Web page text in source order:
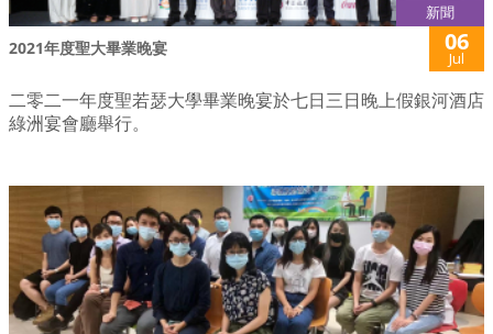
新聞
2021年度聖大畢業晚宴 06
Jul
二零二一年度聖若瑟大學畢業晚宴於七日三日晚上假銀河酒店
綠洲宴會廳舉行。